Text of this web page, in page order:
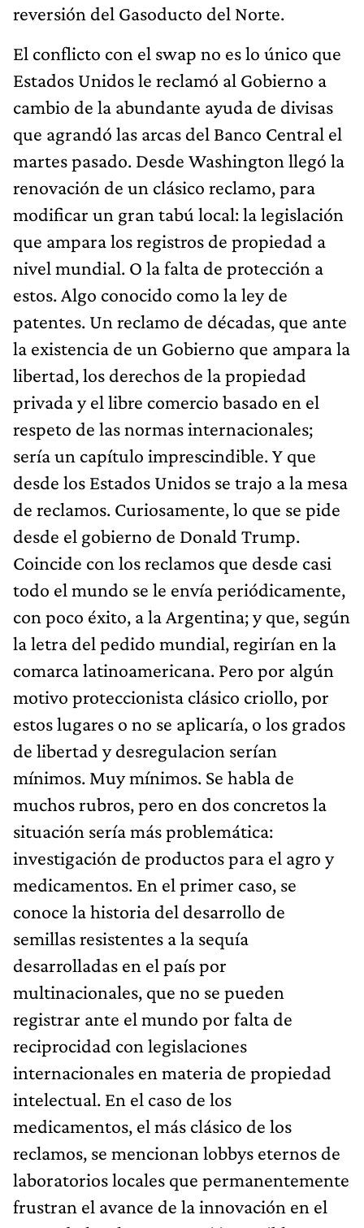
reversión del Gasoducto del Norte.
El conflicto con el swap no es lo único que
Estados Unidos le reclamó al Gobierno a
cambio de la abundante ayuda de divisas
que agrandó las arcas del Banco Central el
martes pasado. Desde Washington llegó la
renovación de un clásico reclamo, para
modificar un gran tabú local: la legislación
que ampara los registros de propiedad a
nivel mundial. O la falta de protección a
estos. Algo conocido como la ley de
patentes. Un reclamo de décadas, que ante
la existencia de un Gobierno que ampara la
libertad, los derechos de la propiedad
privada y el libre comercio basado en el
respeto de las normas internacionales;
sería un capítulo imprescindible. Y que
desde los Estados Unidos se trajo a la mesa
de reclamos. Curiosamente, lo que se pide
desde el gobierno de Donald Trump.
Coincide con los reclamos que desde casi
todo el mundo se le envía periódicamente,
con poco éxito, a la Argentina; y que, según
la letra del pedido mundial, regirían en la
comarca latinoamericana. Pero por algún
motivo proteccionista clásico criollo, por
estos lugares o no se aplicaría, o los grados
de libertad y desregulacion serían
mínimos. Muy mínimos. Se habla de
muchos rubros, pero en dos concretos la
situación sería más problemática:
investigación de productos para el agro y
medicamentos. En el primer caso, se
conoce la historia del desarrollo de
semillas resistentes a la sequía
desarrolladas en el país por
multinacionales, que no se pueden
registrar ante el mundo por falta de
reciprocidad con legislaciones
internacionales en materia de propiedad
intelectual. En el caso de los
medicamentos, el más clásico de los
reclamos, se mencionan lobbys eternos de
laboratorios locales que permanentemente
frustran el avance de la innovación en el